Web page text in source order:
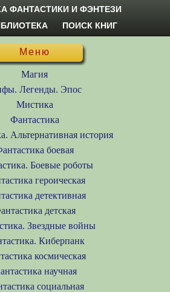
ФАНТАСТИКИ И ФЭНТЕЗИ
ПОИСК КНИГ
Меню
Магия
Легенды. Эпос
Мистика
Фантастика
Альтернативная история
боевая
Боевые роботы
героическая
детективная
детская
Звездные войны
Киберпанк
космическая
научная
социальная